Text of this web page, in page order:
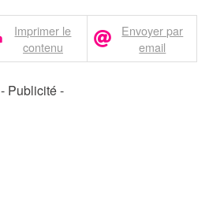
Imprimer le
contenu
Envoyer par
email
- Publicité -